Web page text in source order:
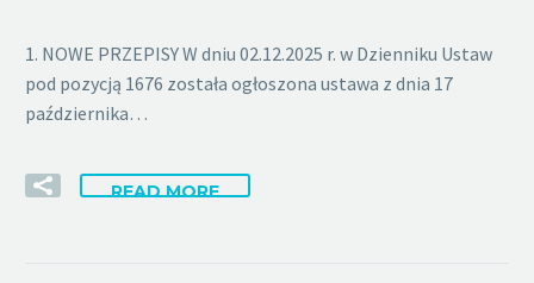
1. NOWE PRZEPISY W dniu 02.12.2025 r. w Dzienniku Ustaw
pod pozycją 1676 została ogłoszona ustawa z dnia 17
października…
READ MORE